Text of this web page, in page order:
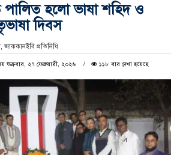
পালিত হলো ভাষা শহিদ ও
দিবস
জাককানইবি প্রতিনিধি
২৭ ফেব্রুয়ারী, ২০২৬ ১১৮ বার দেখা হয়েছে